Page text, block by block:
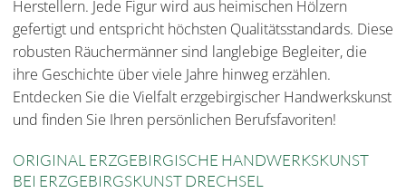
Herstellern. Jede Figur wird aus heimischen Hölzern
gefertigt und entspricht höchsten Qualitätsstandards. Diese
robusten Räuchermänner sind langlebige Begleiter, die
ihre Geschichte über viele Jahre hinweg erzählen.
Entdecken Sie die Vielfalt erzgebirgischer Handwerkskunst
und finden Sie Ihren persönlichen Berufsfavoriten!
ORIGINAL ERZGEBIRGISCHE HANDWERKSKUNST
BEI ERZGEBIRGSKUNST DRECHSEL